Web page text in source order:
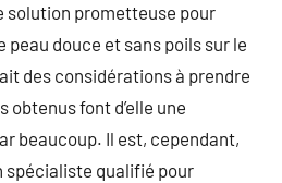
solution prometteuse pour
peau douce et sans poils sur le
des considérations à prendre
font d’elle une
beaucoup. Il est, cependant,
spécialiste qualifié pour